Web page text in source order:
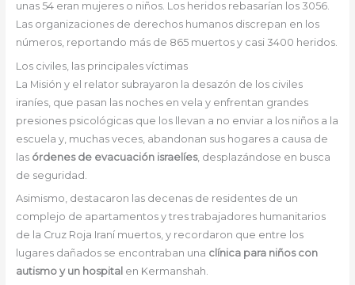
unas 54 eran mujeres o niños. Los heridos rebasarían los 3056.
Las organizaciones de derechos humanos discrepan en los
números, reportando más de 865 muertos y casi 3400 heridos.
Los civiles, las principales víctimas
La Misión y el relator subrayaron la desazón de los civiles
iraníes, que pasan las noches en vela y enfrentan grandes
presiones psicológicas que los llevan a no enviar a los niños a la
escuela y, muchas veces, abandonan sus hogares a causa de
las órdenes de evacuación israelíes, desplazándose en busca
de seguridad.
Asimismo, destacaron las decenas de residentes de un
complejo de apartamentos y tres trabajadores humanitarios
de la Cruz Roja Iraní muertos, y recordaron que entre los
lugares dañados se encontraban una clínica para niños con
autismo y un hospital en Kermanshah.